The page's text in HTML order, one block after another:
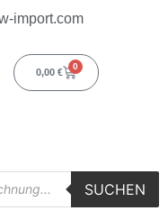
import.com
0,00 €
0
SUCHEN